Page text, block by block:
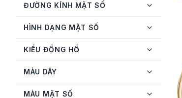
Michael Kors
Movado
Philipp Plein
Skagen 1
ĐƯỜNG KÍNH MẶT SỐ
HÌNH DẠNG MẶT SỐ
KIỂU ĐỒNG HỒ
MÀU DÂY
MÀU MẶT SỐ